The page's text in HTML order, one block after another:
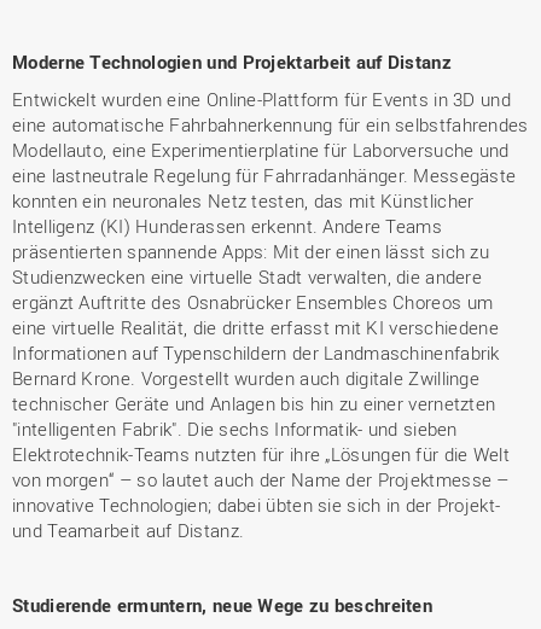
Moderne Technologien und Projektarbeit auf Distanz
Entwickelt wurden eine Online-Plattform für Events in 3D und
eine automatische Fahrbahnerkennung für ein selbstfahrendes
Modellauto, eine Experimentierplatine für Laborversuche und
eine lastneutrale Regelung für Fahrradanhänger. Messegäste
konnten ein neuronales Netz testen, das mit Künstlicher
Intelligenz (KI) Hunderassen erkennt. Andere Teams
präsentierten spannende Apps: Mit der einen lässt sich zu
Studienzwecken eine virtuelle Stadt verwalten, die andere
ergänzt Auftritte des Osnabrücker Ensembles Choreos um
eine virtuelle Realität, die dritte erfasst mit KI verschiedene
Informationen auf Typenschildern der Landmaschinenfabrik
Bernard Krone. Vorgestellt wurden auch digitale Zwillinge
technischer Geräte und Anlagen bis hin zu einer vernetzten
"intelligenten Fabrik". Die sechs Informatik- und sieben
Elektrotechnik-Teams nutzten für ihre „Lösungen für die Welt
von morgen“ – so lautet auch der Name der Projektmesse –
innovative Technologien; dabei übten sie sich in der Projekt-
und Teamarbeit auf Distanz.
Studierende ermuntern, neue Wege zu beschreiten